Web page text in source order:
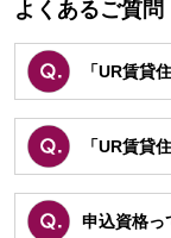
よくあるご質問
「UR賃貸
「UR賃貸
申込資格っ